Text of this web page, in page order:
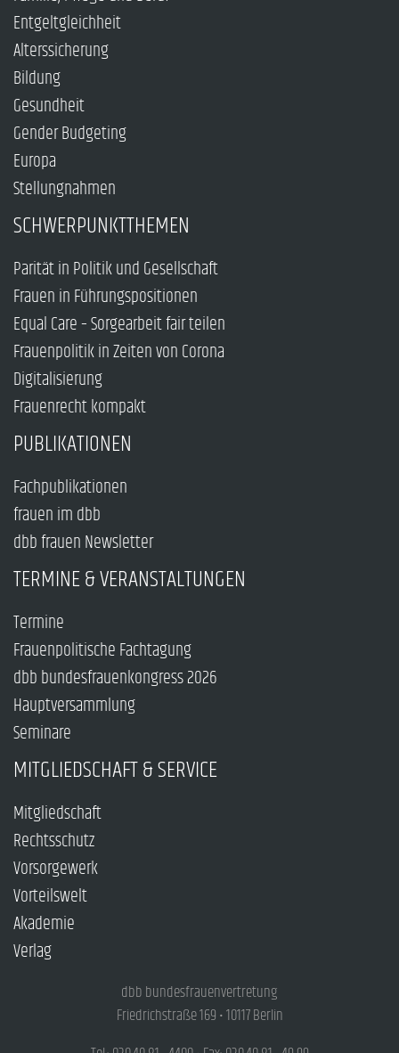
Entgeltgleichheit
Alterssicherung
Bildung
Gesundheit
Gender Budgeting
Europa
Stellungnahmen
SCHWERPUNKTTHEMEN
Parität in Politik und Gesellschaft
Frauen in Führungspositionen
Equal Care – Sorgearbeit fair teilen
Frauenpolitik in Zeiten von Corona
Digitalisierung
Frauenrecht kompakt
PUBLIKATIONEN
Fachpublikationen
frauen im dbb
dbb frauen Newsletter
TERMINE & VERANSTALTUNGEN
Termine
Frauenpolitische Fachtagung
dbb bundesfrauenkongress 2026
Hauptversammlung
Seminare
MITGLIEDSCHAFT & SERVICE
Mitgliedschaft
Rechtsschutz
Vorsorgewerk
Vorteilswelt
Akademie
Verlag
dbb bundesfrauenvertretung
Friedrichstraße 169 • 10117 Berlin